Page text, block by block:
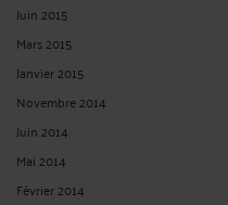
Juin 2015
Mars 2015
Janvier 2015
Novembre 2014
Juin 2014
Mai 2014
Février 2014